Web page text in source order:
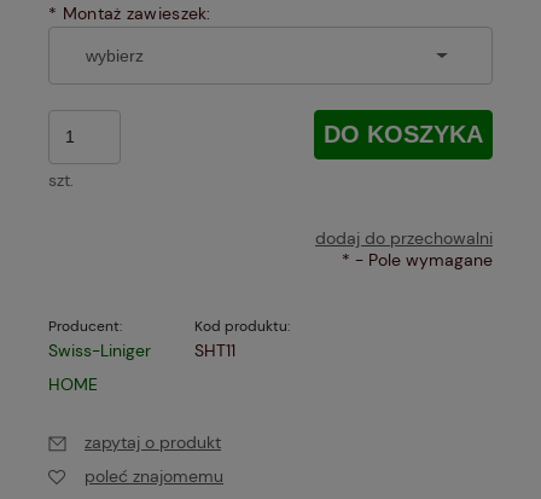
* Montaż zawieszek:
szt.
DO KOSZYKA
dodaj do przechowalni
* - Pole wymagane
Producent:
Swiss-Liniger
HOME
Kod produktu:
SHT11
zapytaj o produkt
poleć znajomemu